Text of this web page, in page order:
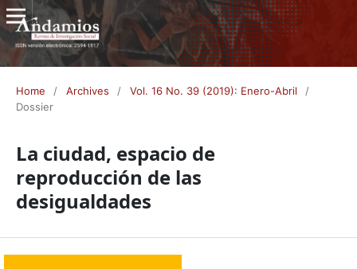
Home / Archives / Vol. 16 No. 39 (2019): Enero-Abril
/
Dossier
La ciudad, espacio de
reproducción de las
desigualdades